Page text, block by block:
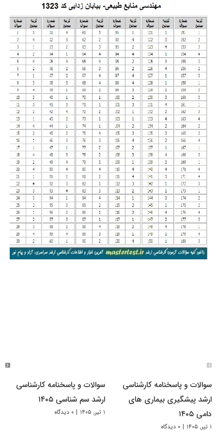
سوالات و پاسخنامه کارشناسی
ارشد پیشگیری بیماری های
دامی ۱۴۰۵
۱ تیر, ۱۴۰۵ | ۰ دیدگاه
سوالات و پاسخنامه کارشناسی
ارشد سم شناسی ۱۴۰۵
۱ تیر, ۱۴۰۵ | ۰ دیدگاه